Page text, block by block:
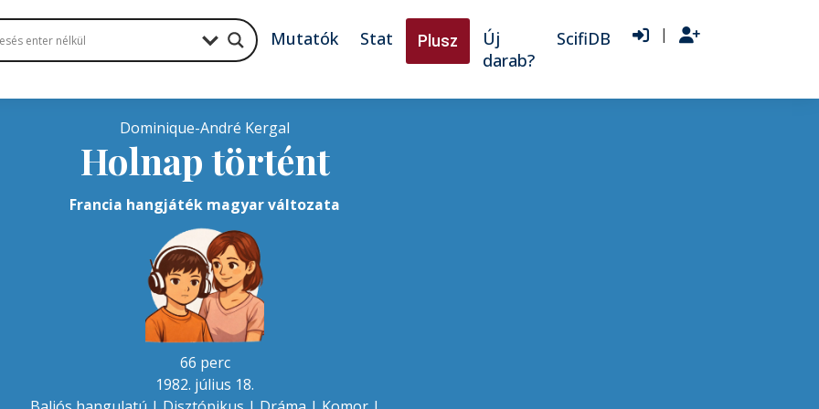
Mutatók Stat Plusz
Új
darab?
ScifiDB |
Dominique-André Kergal
Holnap történt
Francia hangjáték magyar változata
66 perc
1982. július 18.